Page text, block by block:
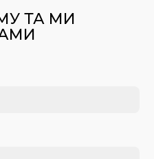
ТА МИ